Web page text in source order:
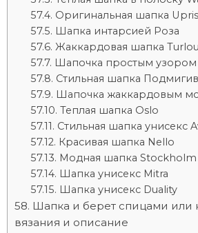
Оригинальная шапка
Шапка интарсией Роза
Жаккардовая шапка
Шапочка простым узором
Стильная шапка
Шапочка жаккардовым
Теплая шапка Oslo
Стильная шапка унисекс
Красивая шапка Nello
Модная шапка Stockholm
Шапка унисекс Mitra
Шапка унисекс Duality
Шапка и берет спицами или
вязания и описание